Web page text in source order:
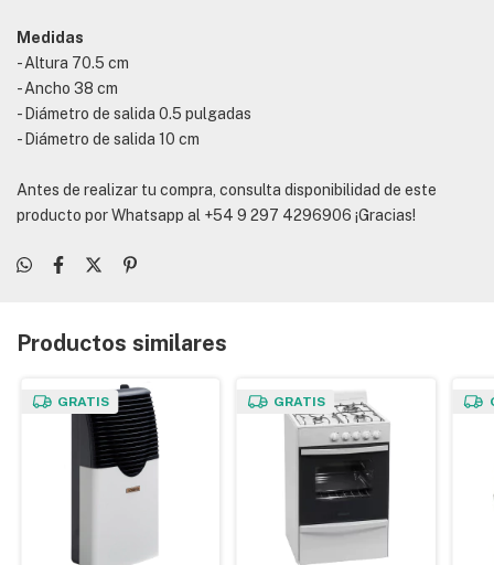
Medidas
- Altura 70.5 cm
- Ancho 38 cm
- Diámetro de salida 0.5 pulgadas
- Diámetro de salida 10 cm
Antes de realizar tu compra, consulta disponibilidad de este
producto por Whatsapp al +54 9 297 4296906 ¡Gracias!
Productos similares
GRATIS GRATIS